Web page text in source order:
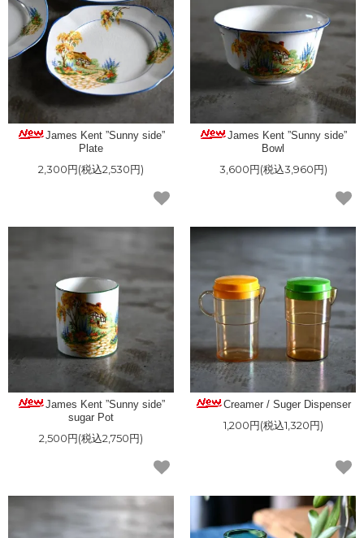
James Kent ”Sunny side”
Plate
2,300円(税込2,530円)
James Kent ”Sunny side”
Bowl
3,600円(税込3,960円)
James Kent ”Sunny side”
sugar Pot
2,500円(税込2,750円)
Creamer / Suger Dispenser
1,200円(税込1,320円)